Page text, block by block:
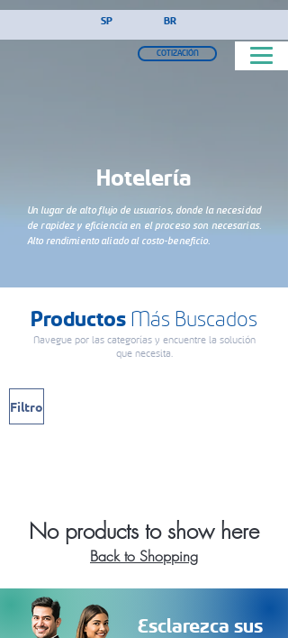
SP BR
COTIZACIÓN
Hotelería
Un lugar de alto flujo de usuarios, donde la necesidad
de rapidez y eficiencia en el proceso son necesarias.
Alto rendimiento aliado al costo-beneficio.
Productos Más Buscados
Navegue por las categorías y encuentre la solución
que necesita.
Filtro
No products to show here
Back to Shopping
Esclarezca sus